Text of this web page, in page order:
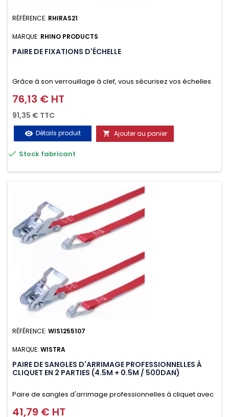
RÉFÉRENCE: RHIRAS21
MARQUE: RHINO PRODUCTS
PAIRE DE FIXATIONS D'ÉCHELLE
Grâce à son verrouillage à clef, vous sécurisez vos échelles
d'un seul geste aussi bien contre le vol que pendant le
transport. Référence vendue par paire.
Prix
76,13 € HT
91,35 € TTC
visibility Détails produit  Ajouter au panier
 Stock fabricant
RÉFÉRENCE: WIS1255107
MARQUE: WISTRA
PAIRE DE SANGLES D'ARRIMAGE PROFESSIONNELLES À
CLIQUET EN 2 PARTIES (4.5M + 0.5M / 500DAN)
Paire de sangles d'arrimage professionnelles à cliquet avec
crochet en 2 parties (4.5M + 0.5M / 500daN), simple et rapide
Prix
41,79 € HT